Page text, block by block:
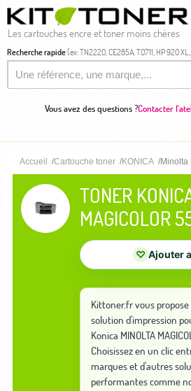
Les cartouches encre et toner moins chères
Recherche rapide(ex: TN2220, CE285A, T0711, HP 920
Vous avez des questions ?Contacter
Accueil Cartouche toner KONICA Minolta
TONER
MAGICOLOR
♡ Ajouter
Kittoner.fr vous
solution d'impression
Konica MINOLTA
Choisissez en un clic
marques et d'autres
performantes comme